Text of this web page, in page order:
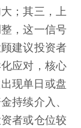
；其三，上
，这一信号
建议投资者
应对，核心
现单日或盘
持续介入、
者或仓位较